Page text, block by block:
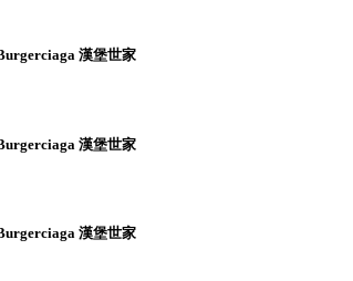
漢堡世家
漢堡世家
漢堡世家